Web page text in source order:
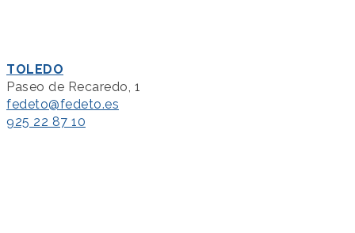
TOLEDO
Paseo de Recaredo, 1
fedeto@fedeto.es
925 22 87 10